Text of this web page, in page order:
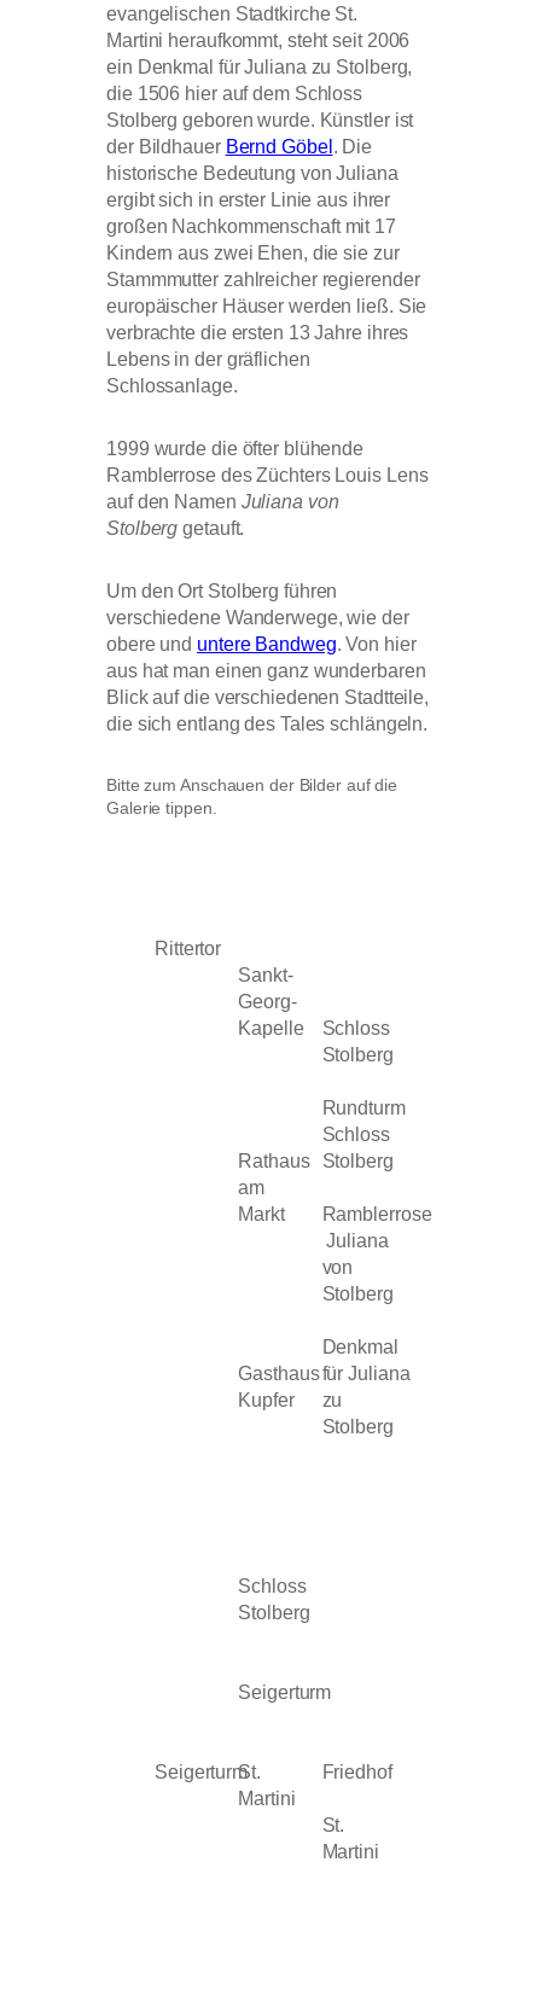
evangelischen Stadtkirche St.
Martini heraufkommt, steht seit 2006
ein Denkmal für Juliana zu Stolberg,
die 1506 hier auf dem Schloss
Stolberg geboren wurde. Künstler ist
der Bildhauer Bernd Göbel . Die
historische Bedeutung von Juliana
ergibt sich in erster Linie aus ihrer
großen Nachkommenschaft mit 17
Kindern aus zwei Ehen, die sie zur
Stammmutter zahlreicher regierender
europäischer Häuser werden ließ. Sie
verbrachte die ersten 13 Jahre ihres
Lebens in der gräflichen
Schlossanlage.
1999 wurde die öfter blühende
Ramblerrose des Züchters Louis Lens
auf den Namen Juliana von
Stolberg getauft.
Um den Ort Stolberg führen
verschiedene Wanderwege, wie der
obere und untere Bandweg. Von hier
aus hat man einen ganz wunderbaren
Blick auf die verschiedenen Stadtteile,
die sich entlang des Tales schlängeln.
Bitte zum Anschauen der Bilder auf die
Galerie tippen.
Rittertor
Seigerturm
Sankt-
Georg-
Kapelle
Rathaus
am
Markt
Gasthaus
Kupfer
Schloss
Stolberg
Seigerturm
St.
Martini
Schloss
Stolberg
Rundturm
Schloss
Stolberg
Ramblerrose
Juliana
von
Stolberg
Denkmal
für Juliana
zu
Stolberg
Friedhof
St.
Martini